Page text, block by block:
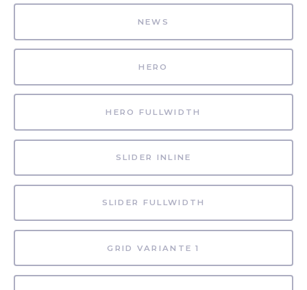
NEWS
HERO
HERO FULLWIDTH
SLIDER INLINE
SLIDER FULLWIDTH
GRID VARIANTE 1